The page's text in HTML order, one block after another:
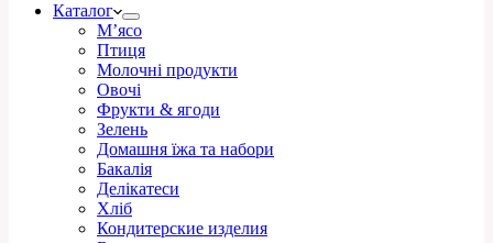
Каталог
М’ясо
Птиця
Молочні продукти
Овочі
Фрукти & ягоди
Зелень
Домашня їжа та набори
Бакалія
Делікатеси
Хліб
Кондитерские изделия